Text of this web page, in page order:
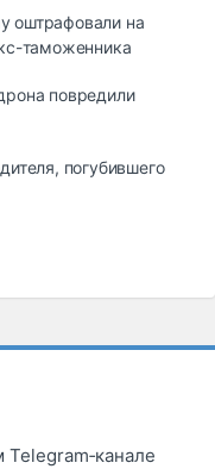
оштрафовали на
таможенника
повредили
погубившего